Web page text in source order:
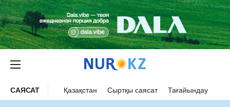
САЯСАТ Қазақстан Сыртқы саясат Тағайындау